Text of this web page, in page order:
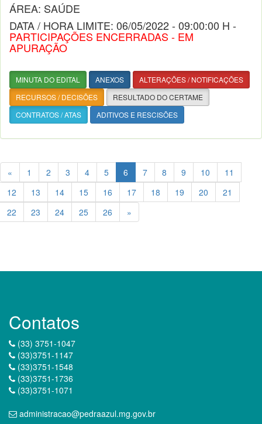
ÁREA: SAÚDE
DATA / HORA LIMITE: 06/05/2022 - 09:00:00 H -
PARTICIPAÇÕES ENCERRADAS - EM
APURAÇÃO
MINUTA DO EDITAL ANEXOS
ALTERAÇÕES / NOTIFICAÇÕES
RECURSOS / DECISÕES
RESULTADO DO CERTAME
CONTRATOS / ATAS
ADITIVOS E RESCISÕES
« 1 2 3 4 5 6 7 8 9 10
11
12
13 14 15 16 17 18 19 20
21
22
23 24 25 26 »
Contatos
(33) 3751-1047
(33)3751-1147
(33)3751-1548
(33)3751-1736
(33)3751-1071
administracao@pedraazul.mg.gov.br